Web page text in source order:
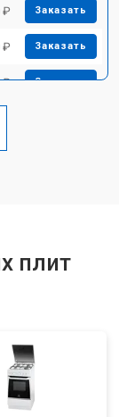
₽ Заказать
₽ Заказать
₽ Заказать
плит